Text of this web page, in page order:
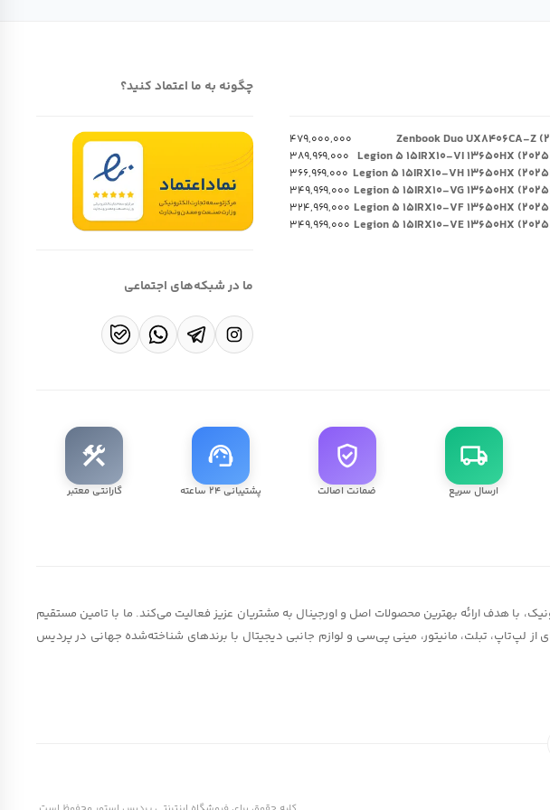
۴۷۹,۰۰۰,۰۰۰
۳۸۹,۹۶۹,۰۰۰
۳۶۶,۹۶۹,۰۰۰
۳۴۹,۹۶۹,۰۰۰
۳۲۴,۹۶۹,۰۰۰
۳۴۹,۹۶۹,۰۰۰
چگونه به ما اعتماد کنید؟
ما در شبکه‌های اجتماعی
local_shipping
ارسال سریع
verified_user
ضمانت اصالت
support_agent
پشتیبانی ۲۴ ساعته
construction
گارانتی معتبر
با هدف ارائه بهترین محصولات اصل و اورجینال به مشتریان عزیز فعالیت می‌کند. ما با تامین مستقیم
لپ‌تاپ، تبلت، مانیتور، مینی پی‌سی و لوازم جانبی دیجیتال با برندهای شناخته‌شده جهانی در پردیس